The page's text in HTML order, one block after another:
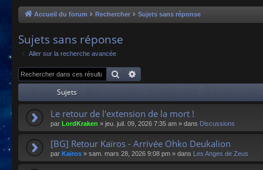
co
s
Accueil du forum Rechercher Sujets sans réponse
Sujets sans réponse
Aller sur la recherche avancée
Rechercher
Sujets
Le retour de l'extension de la mort !
par LordKraken » jeu. juil. 09, 2026 7:35 am » dans Discussions
[BG] Retour Kaïros - Arrivée Ohko Deukalion
par Kaïros » sam. mars 28, 2026 9:08 pm » dans Les Anges de Zeus